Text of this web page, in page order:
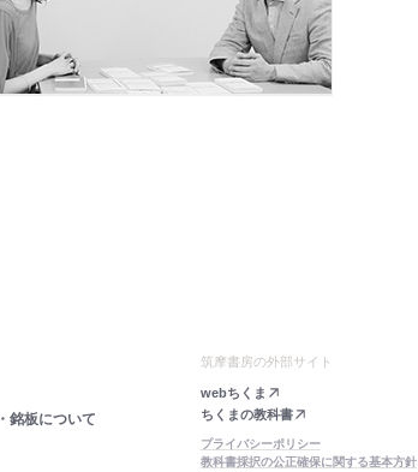
銘板について
筑摩書房の外部サイト
webちくま
ちくまの教科書
プライバシーポリシー
教科書採択の公正確保に関する基本方針